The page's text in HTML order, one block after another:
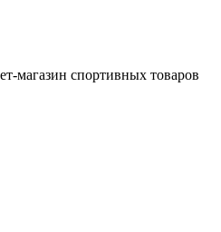
магазин спортивных товаров